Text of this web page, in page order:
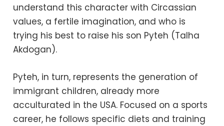
understand this character with Circassian
values, a fertile imagination, and who is
trying his best to raise his son Pyteh (Talha
Akdogan).
Pyteh, in turn, represents the generation of
immigrant children, already more
acculturated in the USA. Focused on a sports
career, he follows specific diets and training